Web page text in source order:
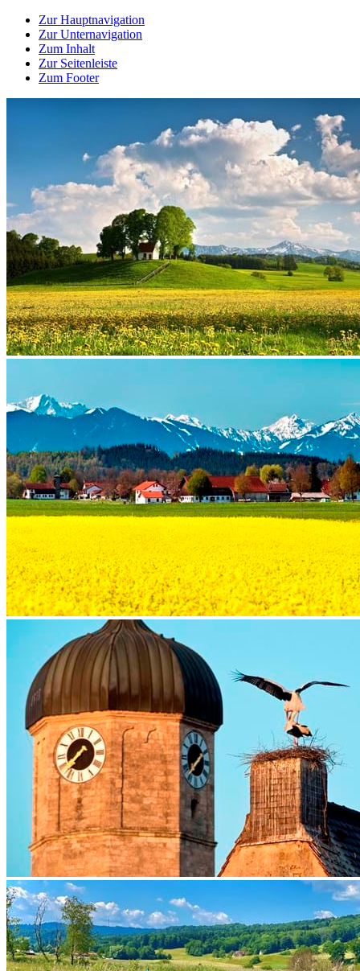
Zur Hauptnavigation
Zur Unternavigation
Zum Inhalt
Zur Seitenleiste
Zum Footer